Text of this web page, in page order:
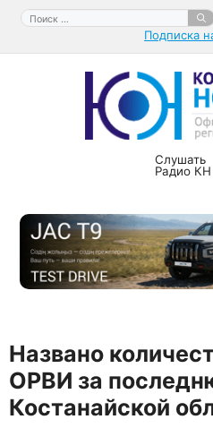
Перейти
содержимому
Поиск:
Подписка
Слушать
Радио КН
Названо
ОРВИ за
Костанайской